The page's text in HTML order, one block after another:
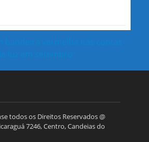
bandeira vermelha nas contas
luz em setembro
todos os Direitos Reservados @
7246, Centro, Candeias do